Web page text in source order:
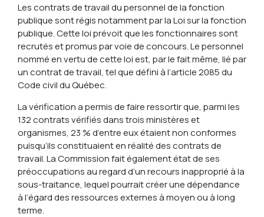
Les contrats de travail du personnel de la fonction
publique sont régis notamment par la Loi sur la fonction
publique. Cette loi prévoit que les fonctionnaires sont
recrutés et promus par voie de concours. Le personnel
nommé en vertu de cette loi est, par le fait même, lié par
un contrat de travail, tel que défini à l’article 2085 du
Code civil du Québec.
La vérification a permis de faire ressortir que, parmi les
132 contrats vérifiés dans trois ministères et
organismes, 23 % d’entre eux étaient non conformes
puisqu’ils constituaient en réalité des contrats de
travail. La Commission fait également état de ses
préoccupations au regard d’un recours inapproprié à la
sous-traitance, lequel pourrait créer une dépendance
à l’égard des ressources externes à moyen ou à long
terme.